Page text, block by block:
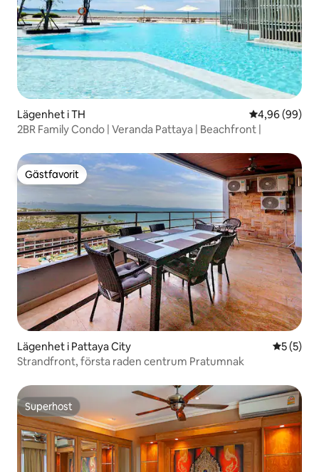
Lägenhet i TH 4,96 av 5 i
4,96 (99)
2BR Family Condo | Veranda Pattaya | Beachfront |
Gästfavorit
Gästfavorit
Lägenhet i Pattaya City 5 av 5 i
5 (5)
Strandfront, första raden centrum Pratumnak
Superhost
Superhost